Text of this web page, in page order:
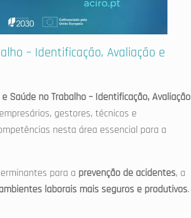
– Identificação, Avaliação e
Saúde no Trabalho – Identificação, Avaliação
gestores, técnicos e
nesta área essencial para a
para a prevenção de acidentes, a
laborais mais seguros e produtivos.